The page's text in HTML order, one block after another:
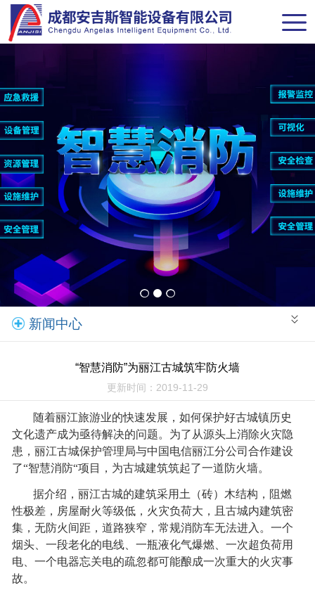
新闻中心
“智慧消防”为丽江古城筑牢防火墙
更新时间：2019-11-29
随着丽江旅游业的快速发展，如何保护好古城镇历史
文化遗产成为亟待解决的问题。为了从源头上消除火灾隐
患，丽江古城保护管理局与中国电信丽江分公司合作建设
了“智慧消防“项目，为古城建筑筑起了一道防火墙。
据介绍，丽江古城的建筑采用土（砖）木结构，阻燃
性极差，房屋耐火等级低，火灾负荷大，且古城内建筑密
集，无防火间距，道路狭窄，常规消防车无法进入。一个
烟头、一段老化的电线、一瓶液化气爆燃、一次超负荷用
电、一个电器忘关电的疏忽都可能酿成一次重大的火灾事
故。
网站导航
新闻中心
解决方案
产品中心
经典案例
联系我们